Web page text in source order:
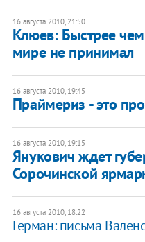
16 августа 2010, 21:50
Клюев: Быстрее
мире не принимал
16 августа 2010, 19:45
Праймериз - это
16 августа 2010, 19:15
Янукович ждет
Сорочинской
16 августа 2010, 18:22
Герман: письма